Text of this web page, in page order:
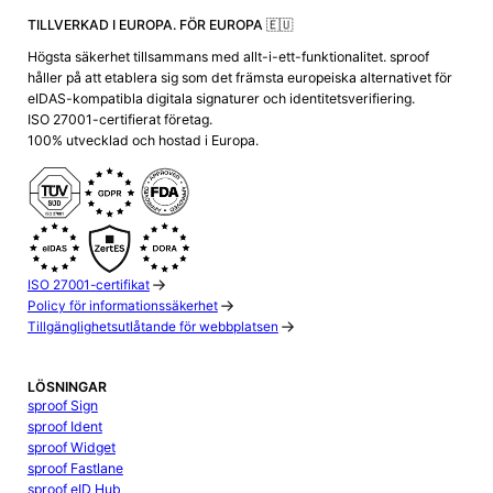
TILLVERKAD I EUROPA. FÖR EUROPA 🇪🇺
Högsta säkerhet tillsammans med allt-i-ett-funktionalitet. sproof
håller på att etablera sig som det främsta europeiska alternativet för
eIDAS-kompatibla digitala signaturer och identitetsverifiering.
ISO 27001-certifierat företag.
100% utvecklad och hostad i Europa.
ISO 27001-certifikat
Policy för informationssäkerhet
Tillgänglighetsutlåtande för webbplatsen
LÖSNINGAR
sproof Sign
sproof Ident
sproof Widget
sproof Fastlane
sproof eID Hub